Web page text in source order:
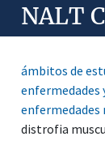
NALT
ámbitos de
enfermedades
enfermedades
distrofia